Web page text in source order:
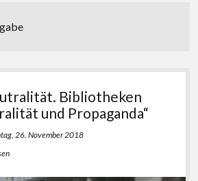
LIBREAS. Library Ideas
Bibliotheken
und Propaganda“
26. November 2018